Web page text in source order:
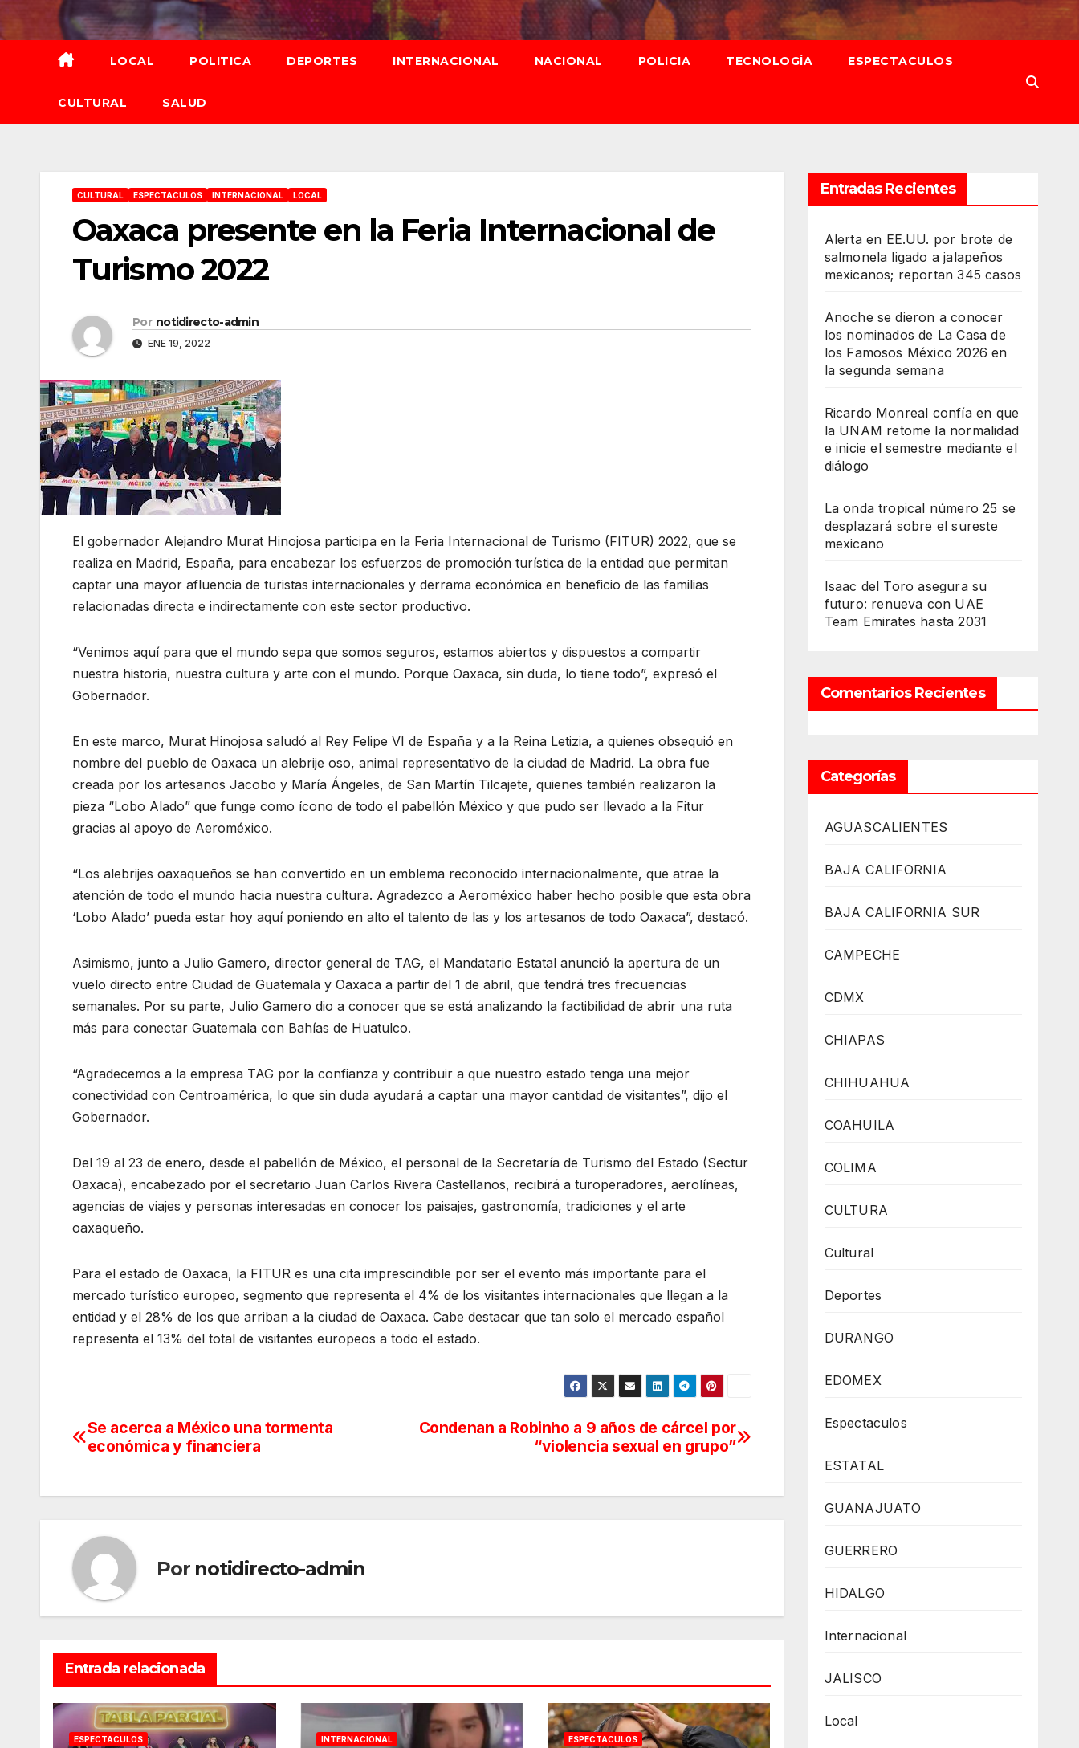
al
contenido
LOCAL POLITICA DEPORTES INTERNACIONAL NACIONAL POLICIA TECNOLOGÍA ESPECTACULOS
CULTURAL SALUD
CULTURAL ESPECTACULOS INTERNACIONAL LOCAL
Oaxaca presente en la Feria Internacional de
Turismo 2022
Por notidirecto-admin
ENE 19, 2022
El gobernador Alejandro Murat Hinojosa participa en la Feria Internacional de Turismo (FITUR) 2022, que se
realiza en Madrid, España, para encabezar los esfuerzos de promoción turística de la entidad que permitan
captar una mayor afluencia de turistas internacionales y derrama económica en beneficio de las familias
relacionadas directa e indirectamente con este sector productivo.
“Venimos aquí para que el mundo sepa que somos seguros, estamos abiertos y dispuestos a compartir
nuestra historia, nuestra cultura y arte con el mundo. Porque Oaxaca, sin duda, lo tiene todo”, expresó el
Gobernador.
En este marco, Murat Hinojosa saludó al Rey Felipe VI de España y a la Reina Letizia, a quienes obsequió en
nombre del pueblo de Oaxaca un alebrije oso, animal representativo de la ciudad de Madrid. La obra fue
creada por los artesanos Jacobo y María Ángeles, de San Martín Tilcajete, quienes también realizaron la
pieza “Lobo Alado” que funge como ícono de todo el pabellón México y que pudo ser llevado a la Fitur
gracias al apoyo de Aeroméxico.
“Los alebrijes oaxaqueños se han convertido en un emblema reconocido internacionalmente, que atrae la
atención de todo el mundo hacia nuestra cultura. Agradezco a Aeroméxico haber hecho posible que esta obra
‘Lobo Alado’ pueda estar hoy aquí poniendo en alto el talento de las y los artesanos de todo Oaxaca”, destacó.
Asimismo, junto a Julio Gamero, director general de TAG, el Mandatario Estatal anunció la apertura de un
vuelo directo entre Ciudad de Guatemala y Oaxaca a partir del 1 de abril, que tendrá tres frecuencias
semanales. Por su parte, Julio Gamero dio a conocer que se está analizando la factibilidad de abrir una ruta
más para conectar Guatemala con Bahías de Huatulco.
“Agradecemos a la empresa TAG por la confianza y contribuir a que nuestro estado tenga una mejor
conectividad con Centroamérica, lo que sin duda ayudará a captar una mayor cantidad de visitantes”, dijo el
Gobernador.
Del 19 al 23 de enero, desde el pabellón de México, el personal de la Secretaría de Turismo del Estado (Sectur
Oaxaca), encabezado por el secretario Juan Carlos Rivera Castellanos, recibirá a turoperadores, aerolíneas,
agencias de viajes y personas interesadas en conocer los paisajes, gastronomía, tradiciones y el arte
oaxaqueño.
Para el estado de Oaxaca, la FITUR es una cita imprescindible por ser el evento más importante para el
mercado turístico europeo, segmento que representa el 4% de los visitantes internacionales que llegan a la
entidad y el 28% de los que arriban a la ciudad de Oaxaca. Cabe destacar que tan solo el mercado español
representa el 13% del total de visitantes europeos a todo el estado.
Navegación
entradas
Condenan a Robinho a 9 años de cárcel por
“violencia sexual en grupo”
Se acerca a México una tormenta
económica y financiera
Por notidirecto-admin
Entrada relacionada
ESPECTACULOS INTERNACIONAL ESPECTACULOS
Entradas Recientes
Alerta en EE.UU. por brote de
salmonela ligado a jalapeños
mexicanos; reportan 345 casos
Anoche se dieron a conocer
los nominados de La Casa de
los Famosos México 2026 en
la segunda semana
Ricardo Monreal confía en que
la UNAM retome la normalidad
e inicie el semestre mediante el
diálogo
La onda tropical número 25 se
desplazará sobre el sureste
mexicano
Isaac del Toro asegura su
futuro: renueva con UAE
Team Emirates hasta 2031
Comentarios Recientes
Categorías
AGUASCALIENTES
BAJA CALIFORNIA
BAJA CALIFORNIA SUR
CAMPECHE
CDMX
CHIAPAS
CHIHUAHUA
COAHUILA
COLIMA
CULTURA
Cultural
Deportes
DURANGO
EDOMEX
Espectaculos
ESTATAL
GUANAJUATO
GUERRERO
HIDALGO
Internacional
JALISCO
Local